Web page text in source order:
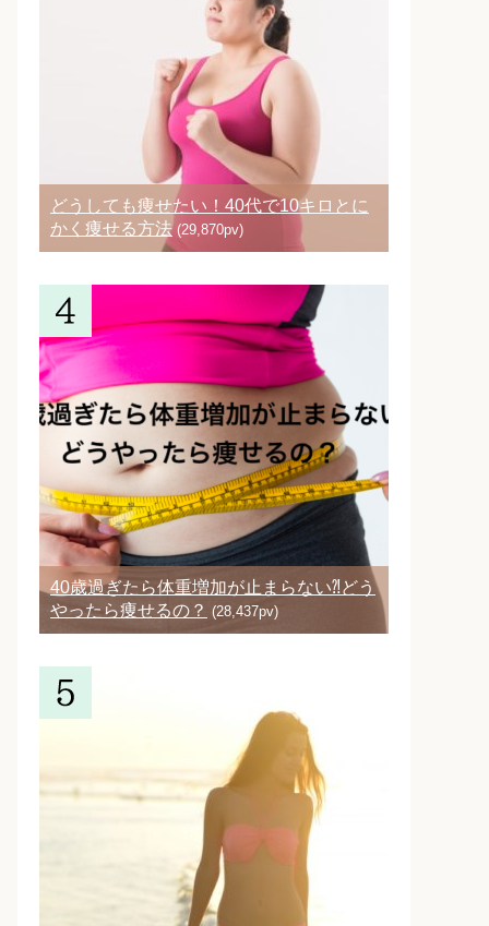
どうしても痩せたい！40代で10キロとに
かく痩せる方法(29,870pv)
40歳過ぎたら体重増加が止まらない⁈どう
やったら痩せるの？ (28,437pv)